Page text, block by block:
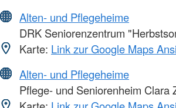
Alten- und Pflegeheime
DRK Seniorenzentrum
Karte: Link zur Google Maps
Alten- und Pflegeheime
Pflege- und Seniorenheim Clara